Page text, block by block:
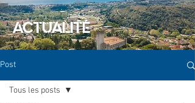
ACTUALITÉ
Post
Tous les posts